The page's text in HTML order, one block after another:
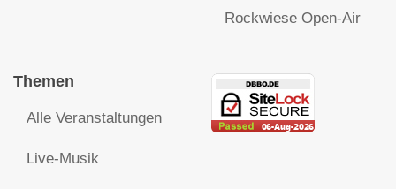
Rockwiese Open-Air
Themen
Alle Veranstaltungen
Live-Musik